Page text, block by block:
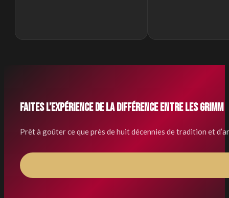
Faites l’expérience de la différence entre les Grimm
Prêt à goûter ce que près de huit décennies de tradition et